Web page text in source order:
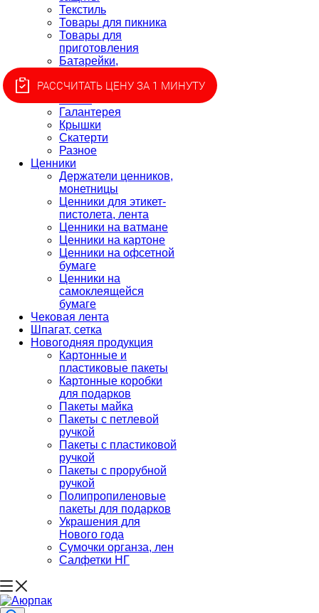
Текстиль
Товары для пикника
Товары для
приготовления
Батарейки,
Клей
Галантерея
Крышки
Скатерти
Разное
Ценники
Держатели ценников,
монетницы
Ценники для этикет-
пистолета, лента
Ценники на ватмане
Ценники на картоне
Ценники на офсетной
бумаге
Ценники на
самоклеящейся
бумаге
Чековая лента
Шпагат, сетка
Новогодняя продукция
Картонные и
пластиковые пакеты
Картонные коробки
для подарков
Пакеты майка
Пакеты с петлевой
ручкой
Пакеты с пластиковой
ручкой
Пакеты с прорубной
ручкой
Полипропиленовые
пакеты для подарков
Украшения для
Нового года
Сумочки органза, лен
Салфетки НГ
РАССЧИТАТЬ ЦЕНУ ЗА 1 МИНУТУ